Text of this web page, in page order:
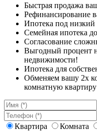
Быстрая продажа
Рефинансирование
Ипотека под низкий
Семейная ипотека
Согласование
Выгодный процент
недвижимости!
Ипотека для
Обменяем вашу 2х
комнатную
Квартира Комната